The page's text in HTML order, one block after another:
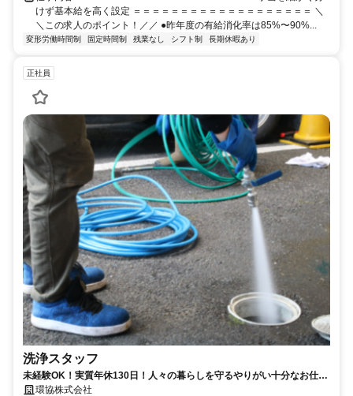
けず基本給を高く設定 ＝＝＝＝＝＝＝＝＝＝＝＝＝＝＝＝＝＝＝ ＼
＼この求人のポイント！／／ ●昨年度の有給消化率は85%〜90%...
変形労働時間制 固定時間制 残業なし シフト制 長期休暇あり
正社員
洗浄スタッフ
未経験OK！実質年休130日！人々の暮らしを守るやりがい十分なお仕
事！環協株式会社